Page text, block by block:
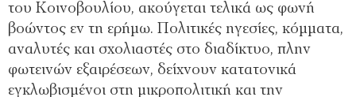
του Κοινοβουλίου, ακούγεται τελικά ως φωνή
βοώντος εν τη ερήμω. Πολιτικές ηγεσίες, κόμματα,
αναλυτές και σχολιαστές στο διαδίκτυο, πλην
φωτεινών εξαιρέσεων, δείχνουν κατατονικά
εγκλωβισμένοι στη μικροπολιτική και την